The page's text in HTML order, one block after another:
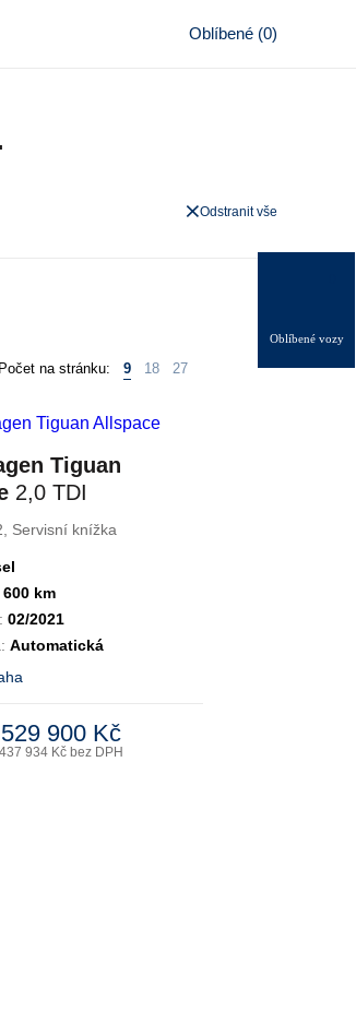
Oblíbené (0)
Oblíbené vozy
Odstranit vše
Počet na stránku: 9 18 27
Tiguan
2,0 TDI
DSG
Servisní knížka
600 km
02/2021
Automatická
529 900 Kč
437 934 Kč bez DPH